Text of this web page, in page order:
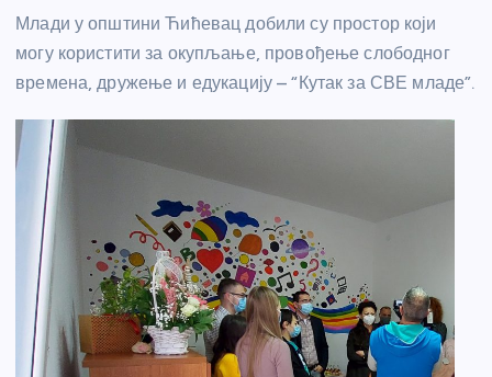
Млади у општини Ћићевац добили су простор који
могу користити за окупљање, провођење слободног
времена, дружење и едукацију – “Кутак за СВЕ младе”.